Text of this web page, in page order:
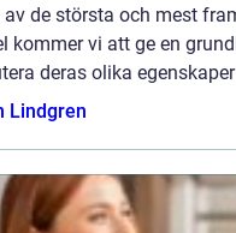
de största och mest
kommer vi att ge en
deras olika egenskaper
Lindgren